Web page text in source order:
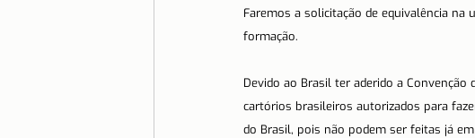
Faremos a solicitação de equivalência
formação.
Devido ao Brasil ter aderido a
cartórios brasileiros autorizados para
do Brasil, pois não podem ser feitas já